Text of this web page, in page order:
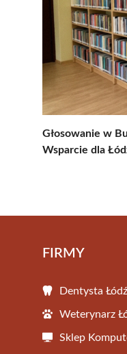
Głosowanie w
Wsparcie dla
FIRMY
Dentysta Łódź
Weterynarz
Sklep